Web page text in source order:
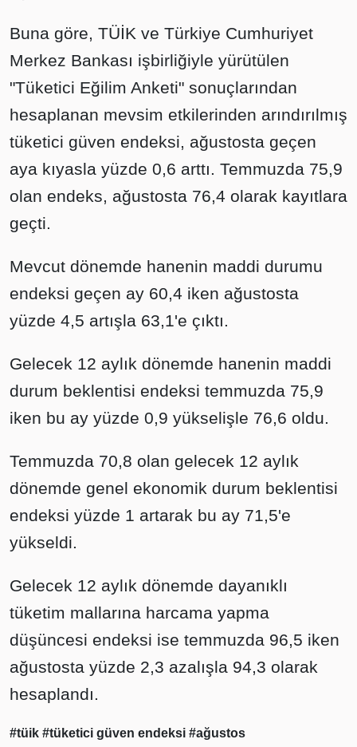
Buna göre, TÜİK ve Türkiye Cumhuriyet
Merkez Bankası işbirliğiyle yürütülen
"Tüketici Eğilim Anketi" sonuçlarından
hesaplanan mevsim etkilerinden arındırılmış
tüketici güven endeksi, ağustosta geçen
aya kıyasla yüzde 0,6 arttı. Temmuzda 75,9
olan endeks, ağustosta 76,4 olarak kayıtlara
geçti.
Mevcut dönemde hanenin maddi durumu
endeksi geçen ay 60,4 iken ağustosta
yüzde 4,5 artışla 63,1'e çıktı.
Gelecek 12 aylık dönemde hanenin maddi
durum beklentisi endeksi temmuzda 75,9
iken bu ay yüzde 0,9 yükselişle 76,6 oldu.
Temmuzda 70,8 olan gelecek 12 aylık
dönemde genel ekonomik durum beklentisi
endeksi yüzde 1 artarak bu ay 71,5'e
yükseldi.
Gelecek 12 aylık dönemde dayanıklı
tüketim mallarına harcama yapma
düşüncesi endeksi ise temmuzda 96,5 iken
ağustosta yüzde 2,3 azalışla 94,3 olarak
hesaplandı.
#tüik #tüketici güven endeksi #ağustos